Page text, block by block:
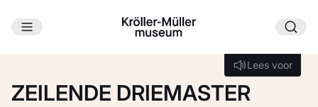
Ga naar hoofdinhoud
Lees voor
Lees voor
ZEILENDE DRIEMASTER